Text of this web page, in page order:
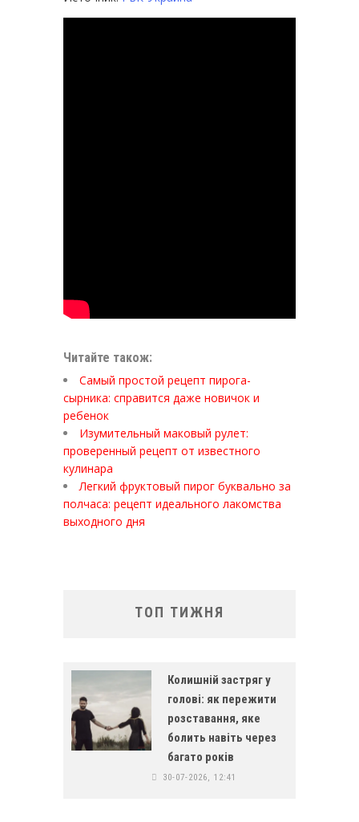
Читайте також:
Самый простой рецепт пирога-
сырника: справится даже новичок и
ребенок
Изумительный маковый рулет:
проверенный рецепт от известного
кулинара
Легкий фруктовый пирог буквально за
полчаса: рецепт идеального лакомства
выходного дня
ТОП ТИЖНЯ
Колишній застряг у
голові: як пережити
розставання, яке
болить навіть через
багато років
30-07-2026, 12:41